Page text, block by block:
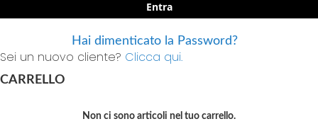
Entra
Hai dimenticato la Password?
Sei un nuovo cliente? Clicca qui.
CARRELLO
Non ci sono articoli nel tuo carrello.